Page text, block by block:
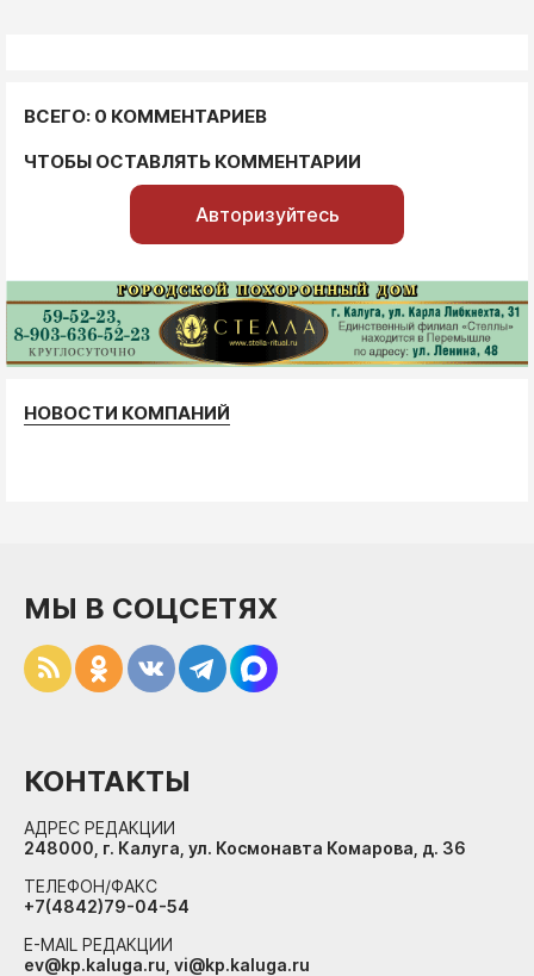
ВСЕГО: 0 КОММЕНТАРИЕВ
ЧТОБЫ ОСТАВЛЯТЬ КОММЕНТАРИИ
Авторизуйтесь
НОВОСТИ КОМПАНИЙ
МЫ В СОЦСЕТЯХ
КОНТАКТЫ
АДРЕС РЕДАКЦИИ
248000, г. Калуга, ул. Космонавта Комарова, д. 36
ТЕЛЕФОН/ФАКС
+7(4842)79-04-54
E-MAIL РЕДАКЦИИ
ev@kp.kaluga.ru, vi@kp.kaluga.ru